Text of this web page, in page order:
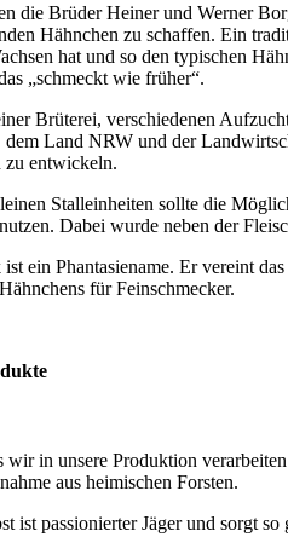
die Brüder Heiner und Werner
Hähnchen zu schaffen. Ein
hat und so den typischen
„schmeckt wie früher“.
Brüterei, verschiedenen
Land NRW und der
zu entwickeln.
Stalleinheiten sollte die
Dabei wurde neben der
ein Phantasiename. Er vereint
für Feinschmecker.
wir in unsere Produktion
aus heimischen Forsten.
ist passionierter Jäger und sorgt